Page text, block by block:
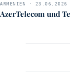
ARMENIEN · 23.06.2026
AzerTelecom und